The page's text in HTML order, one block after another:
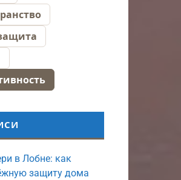
в Лобне: как
защиту дома